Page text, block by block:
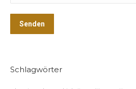
Senden
Schlagwörter